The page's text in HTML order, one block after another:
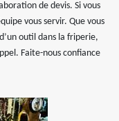
de devis. Si vous
vous servir. Que vous
outil dans la friperie,
Faite-nous confiance